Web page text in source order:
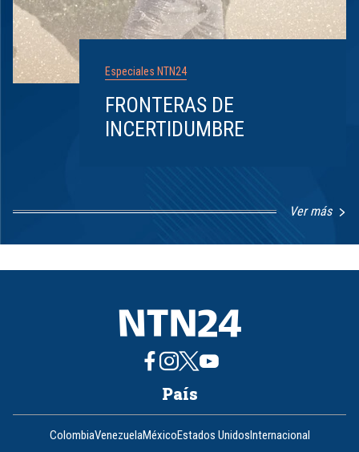
Especiales NTN24
FRONTERAS DE
INCERTIDUMBRE
Ver más
1
8
País
ColombiaVenezuelaMéxicoEstados UnidosInternacional